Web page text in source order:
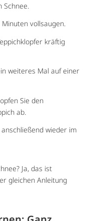
Schnee.
Minuten vollsaugen.
kräftig
weiteres Mal auf einer
Sie den
ab.
wieder im
Ja, das ist
gleichen Anleitung